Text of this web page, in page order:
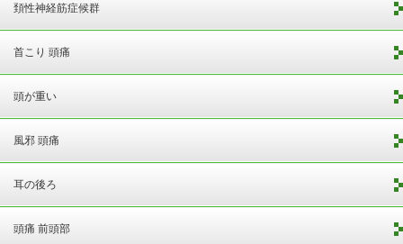
頚性神経筋症候群
首こり 頭痛
頭が重い
風邪 頭痛
耳の後ろ
頭痛 前頭部